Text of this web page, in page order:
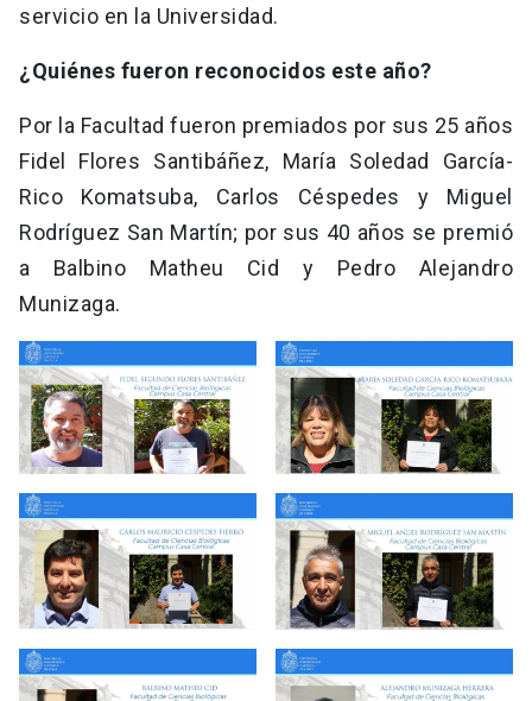
servicio en la Universidad.
¿Quiénes fueron reconocidos este año?
Por la Facultad fueron premiados por sus 25 años
Fidel Flores Santibáñez, María Soledad García-
Rico Komatsuba, Carlos Céspedes y Miguel
Rodríguez San Martín; por sus 40 años se premió
a Balbino Matheu Cid y Pedro Alejandro
Munizaga.